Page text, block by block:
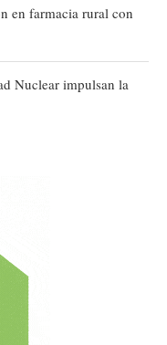
en farmacia rural con
Nuclear impulsan la